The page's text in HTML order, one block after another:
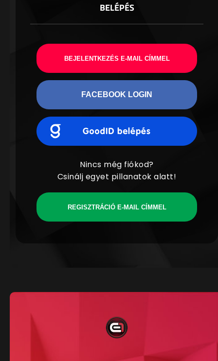
BELÉPÉS
BEJELENTKEZÉS E-MAIL CÍMMEL
FACEBOOK LOGIN
Nincs még fiókod?
Csinálj egyet pillanatok alatt!
REGISZTRÁCIÓ E-MAIL CÍMMEL